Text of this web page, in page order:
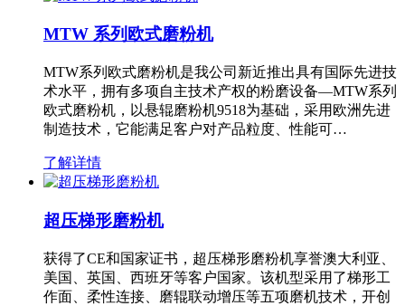
MTW 系列欧式磨粉机
MTW系列欧式磨粉机是我公司新近推出具有国际先进技
术水平，拥有多项自主技术产权的粉磨设备—MTW系列
欧式磨粉机，以悬辊磨粉机9518为基础，采用欧洲先进
制造技术，它能满足客户对产品粒度、性能可…
了解详情
超压梯形磨粉机
获得了CE和国家证书，超压梯形磨粉机享誉澳大利亚、
美国、英国、西班牙等客户国家。该机型采用了梯形工
作面、柔性连接、磨辊联动增压等五项磨机技术，开创